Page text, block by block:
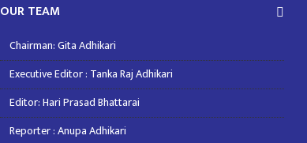
OUR TEAM
Chairman: Gita Adhikari
Executive Editor : Tanka Raj Adhikari
Editor: Hari Prasad Bhattarai
Reporter : Anupa Adhikari